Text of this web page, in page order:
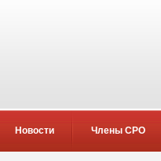
Новости Члены СРО